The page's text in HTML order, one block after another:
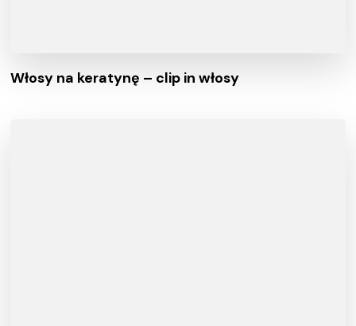
Włosy na keratynę – clip in włosy